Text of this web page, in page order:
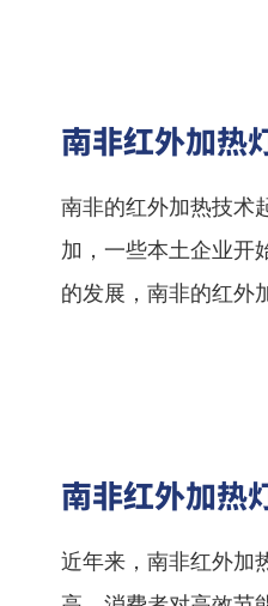
南非红外加热
南非的红外加热技术
加，一些本土企业开
的发展，南非的红外
南非红外加热
近年来，南非红外加